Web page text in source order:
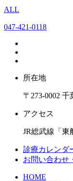
ALL
047-421-0118
所在地
〒273-0002
アクセス
JR総武線「東
診療カレンダ
お問い合わせ
HOME